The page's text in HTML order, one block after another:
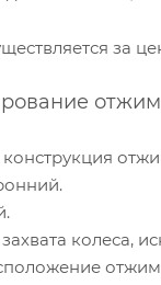
за
колеса,